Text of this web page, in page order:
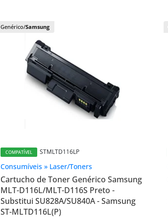
Genérico/Samsung
COMPATÍVEL STMLTD116LP
Consumíveis » Laser/Toners
Cartucho de Toner Genérico Samsung
MLT-D116L/MLT-D116S Preto -
Substitui SU828A/SU840A - Samsung
ST-MLTD116L(P)